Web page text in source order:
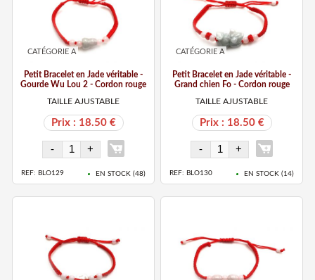
CATÉGORIE A
Petit Bracelet en Jade véritable -
Gourde Wu Lou 2 - Cordon rouge
TAILLE AJUSTABLE
Prix : 18.50 €
REF: BLO129 EN STOCK (48)
CATÉGORIE A
Petit Bracelet en Jade véritable -
Grand chien Fo - Cordon rouge
TAILLE AJUSTABLE
Prix : 18.50 €
REF: BLO130 EN STOCK ( 14)